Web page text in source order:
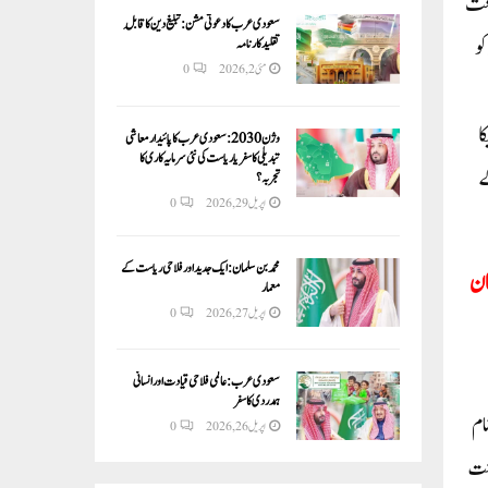
10 دنوں کے
سعودی عرب کا دعوتی مشن: تبلیغ دین کا قابلِ
تقلید کارنامہ
مئی 2, 2026 0
وژن 2030:سعودی عرب کا پائیدار معاشی
تبدیلی کا سفر یا ریاست کی نئی سرمایہ کاری کا
تجربہ؟
اپریل 29, 2026 0
محمد بن سلمان: ایک جدید اور فلاحی ریاست کے
معمار
اپریل 27, 2026 0
سعودی عرب: عالمی فلاحی قیادت اور انسانی
ہمدردی کا سفر
اپریل 26, 2026 0